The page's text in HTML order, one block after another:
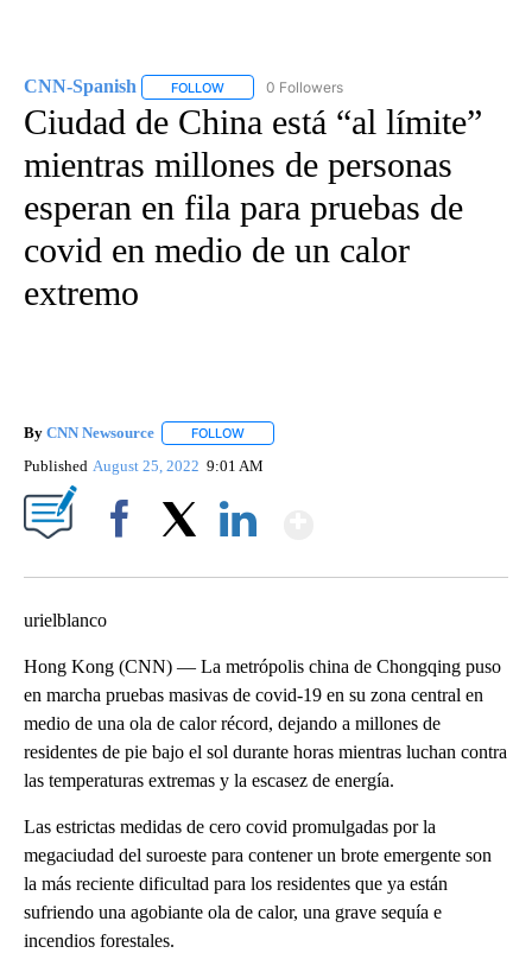
CNN-Spanish FOLLOW FOLLOW "CNN-SPANISH" TO RECEIVE
0 Followers
Ciudad de China está “al límite”
mientras millones de personas
esperan en fila para pruebas de
covid en medio de un calor
extremo
By CNN Newsource FOLLOW
Published August 25, 2022 9:01 AM
urielblanco
Hong Kong (CNN) — La metrópolis china de Chongqing puso
en marcha pruebas masivas de covid-19 en su zona central en
medio de una ola de calor récord, dejando a millones de
residentes de pie bajo el sol durante horas mientras luchan contra
las temperaturas extremas y la escasez de energía.
Las estrictas medidas de cero covid promulgadas por la
megaciudad del suroeste para contener un brote emergente son
la más reciente dificultad para los residentes que ya están
sufriendo una agobiante ola de calor, una grave sequía e
incendios forestales.